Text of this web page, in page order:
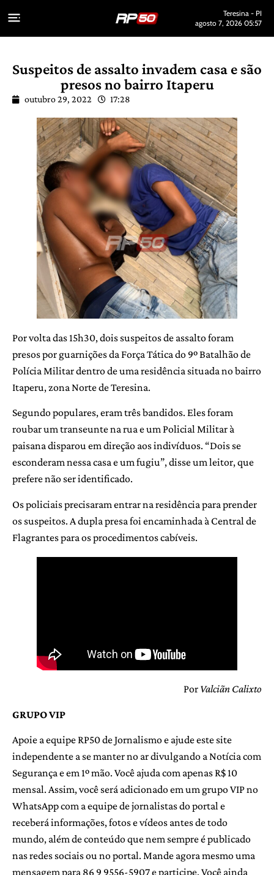
Teresina - PI
agosto 7, 2026 05:57
Suspeitos de assalto invadem casa e são
presos no bairro Itaperu
outubro 29, 2022 17:28
Por volta das 15h30, dois suspeitos de assalto foram
presos por guarnições da Força Tática do 9º Batalhão de
Polícia Militar dentro de uma residência situada no bairro
Itaperu, zona Norte de Teresina.
Segundo populares, eram três bandidos. Eles foram
roubar um transeunte na rua e um Policial Militar à
paisana disparou em direção aos indivíduos. “Dois se
esconderam nessa casa e um fugiu”, disse um leitor, que
prefere não ser identificado.
Os policiais precisaram entrar na residência para prender
os suspeitos. A dupla presa foi encaminhada à Central de
Flagrantes para os procedimentos cabíveis.
Por Valciãn Calixto
GRUPO VIP
Apoie a equipe RP50 de Jornalismo e ajude este site
independente a se manter no ar divulgando a Notícia com
Segurança e em 1º mão. Você ajuda com apenas R$ 10
mensal. Assim, você será adicionado em um grupo VIP no
WhatsApp com a equipe de jornalistas do portal e
receberá informações, fotos e vídeos antes de todo
mundo, além de conteúdo que nem sempre é publicado
nas redes sociais ou no portal. Mande agora mesmo uma
mensagem para 86 9 9556-5907 e participe. Você ainda